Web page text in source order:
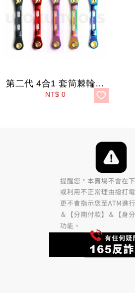
第二代 4合1 套筒棘輪扳手
NT$ 0